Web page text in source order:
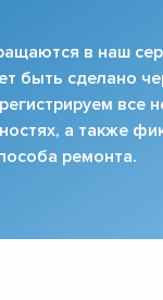
в наш
быть сделано
все
а также
ремонта.